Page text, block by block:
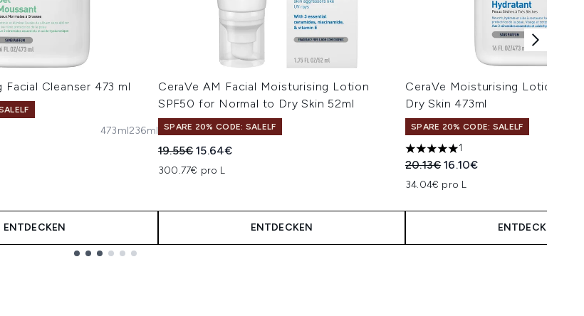
Facial Cleanser 473 ml
473ml236ml
ENTDECKEN
CeraVe AM Facial Moisturising Lotion
SPF50 for Normal to Dry Skin 52ml
SPARE 20% CODE: SALELF
Unverbindliche Preisempfehlung:
19.55€Aktueller Preis:
15.64€
300.77€ pro L
ENTDECKEN
CeraVe Moisturising Lotion for
Dry Skin 473ml
SPARE 20% CODE: SALELF
5 stars out of a maximum of 5
1
Unverbindliche Preisempfehlung:
20.13€Aktueller Preis:
16.10€
34.04€ pro L
ENTDECKEN